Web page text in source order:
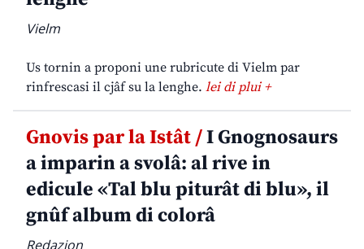
Vielm
Us tornin a proponi une rubricute di Vielm par
rinfrescasi il cjâf su la lenghe. lei di plui +
Gnovis par la Istât /I Gnognosaurs
a imparin a svolâ: al rive in
edicule «Tal blu piturât di blu», il
gnûf album di colorâ
Redazion